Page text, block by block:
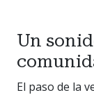
Un
El paso de la